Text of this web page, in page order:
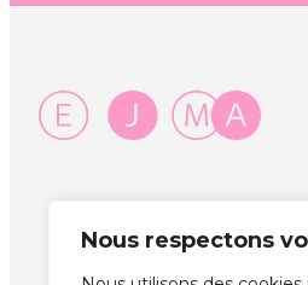
Nous respectons